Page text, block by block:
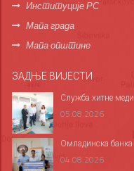
Институције РС
Мапа града
Мапа општине
ЗАДЊЕ ВИЈЕСТИ
Служба хитне
05.08.2026
Омладинска
04.08.2026